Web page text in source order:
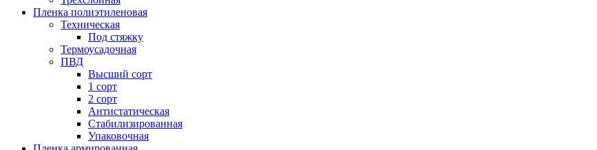
Пленка полиэтиленовая
Техническая
Под стяжку
Термоусадочная
ПВД
Высший сорт
1 сорт
2 сорт
Антистатическая
Стабилизированная
Упаковочная